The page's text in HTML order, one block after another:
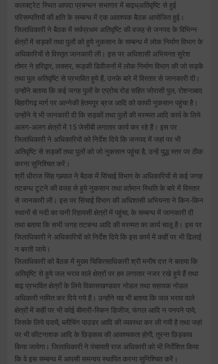
कलक्ट्रेट स्थित आपदा प्रबन्धन सभागार में बाढ़ध्अतिवृष्टि से हुई
परिसम्पत्तियों की क्षति के सम्बन्ध में एक आवश्यक बैठक आयोजित हुई।
जिलाधिकारी ने बैठक में सर्वप्रथम अतिवृष्टि की वजह से जनपद के विभिन्न
क्षेत्रों में सड़कों तथा पुलों को हुये नुकसान के सम्बन्ध में लोक निर्माण विभाग के
अधिकारियों से विस्तृत जानकारी ली। इस पर अधिशासी अभियन्ता सुरेश
तोमर ने हरिद्वार, लक्सर, रूड़की डिवीजनों में लोक निर्माण विभाग की जो सड़कें
तथा पुल अतिवृष्टि से प्रभावित हुये हैं, उनके बारे में विस्तार से जानकारी दी।
उन्होंने बताया कि कई जगह पुलों के एप्रोच रोड सहित जोरासी पुल, रोशनाबाद
बिहारीगढ़ मार्ग पर आन्नेकी हेतमपुर ब्रज आदि को काफी नुकसान पहुंचा है।
उन्होंने ये भी जानकारी दी कि सड़कों तथा पुलों की मरम्मत आदि कार्य के लिये
अलग-अलग क्षेत्रों में 15 जेसीबी लगातार कार्य कर रहे हैं। इस पर
जिलाधिकारी ने अधिकारियों को निर्देश दिये कि जनपद में जहां पर भी
अतिवृष्टि से सड़कों तथा पुलों को जो नुकसान पहुंचा है, उन्हें युद्ध स्तर पर ठीक
करना सुनिश्चित करें।
श्री धीराज सिंह गब्र्याल ने बैठक में सिंचाई विभाग के अधिकारियों से कई जगह
तटबन्ध टूटने की वजह से हुये नुकसान तथा वर्तमान स्थिति के बारे में विस्तार
से जानकारी ली। इस पर सिंचाई विभाग की अधिशासी अभियन्ता ने किन-किन
स्थानों से नदी का पानी रिहायसी क्षेत्रों में पहुंचा, के सम्बन्ध में जानकारी दी
तथा बताया कि सभी जगह तटबन्ध आदि की मरम्मत का कार्य चालू है। इस पर
जिलाधिकारी ने अधिकारियों को निर्देश दिये कि इस कार्य में कहीं पर भी ढिलाई
न बरती जाये।
जिलाधिकारी को बैठक में मुख्य चिकित्साधिकारी श्री मनीष दत्त ने बताया कि
अतिवृष्टि से हुये जल भराव वाले क्षेत्रों पर हम लगातार नजर रखे हुये हैं तथा
बाढ़ प्रभावित क्षेत्रों के लिये विकासखण्डवार नोडल तथा सहायक नोडल
अधिकारी नामित कर दिये गये हैं। उन्होंने यह भी बताया कि जल भराव वाले
क्षेत्रों में कहीं पर भी कोई बीमारी-स्किन डिजीज, फंगल आदि न पनपने पाये,
जिसके लिये दवायें, ब्लीचिंग पाउडर आदि की व्यवस्था कर ली गयी है तथा जहां
पर भी कीटनाशक आदि के छिड़काव की आवश्यकता होगी, तुरन्त छिड़काव
किया जायेगा। जिलाधिकारी ने पंचायती राज अधिकारी को भी निर्देशित किया
कि वे इस सम्बन्ध में आपसी समन्वय स्थापित करना सुनिश्चित करें।